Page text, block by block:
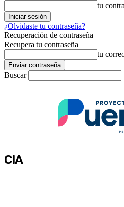
tu
¿Olvidaste tu contraseña?
Recuperación de contraseña
Recupera tu contraseña
tu
Buscar
CIA